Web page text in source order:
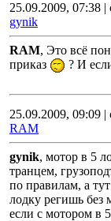
25.09.2009, 07:38
gynik
RAM, Это всё
приказ
? И
25.09.2009, 09:09
RAM
gynik, мотор в 5
транцем,
по правилам, а
лодку регишь без
если с мотором в